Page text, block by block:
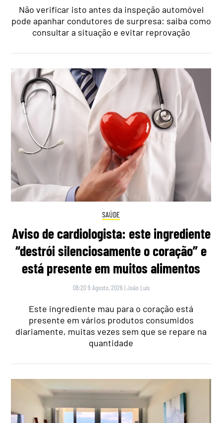
Não verificar isto antes da inspeção automóvel
pode apanhar condutores de surpresa: saiba como
consultar a situação e evitar reprovação
SAÚDE
Aviso de cardiologista: este ingrediente
“destrói silenciosamente o coração” e
está presente em muitos alimentos
08:20 9 Agosto, 2026 |João Luís
Este ingrediente mau para o coração está
presente em vários produtos consumidos
diariamente, muitas vezes sem que se repare na
quantidade